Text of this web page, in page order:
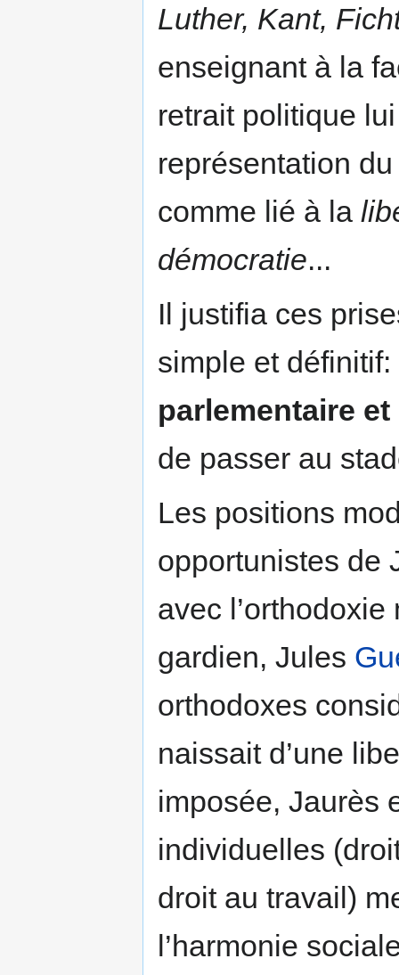
Luther, Kant,
enseignant à la
retrait politique
représentation
comme lié à la
démocratie...
Il justifia ces
simple et définitif:
parlementaire
de passer au
Les positions
opportunistes de
avec
gardien, Jules
orthodoxes
naissait d’une
imposée, Jaurès
individuelles
droit au travail)
l’harmonie